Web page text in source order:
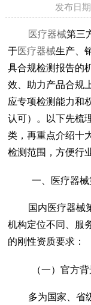
发布日
医疗器械第三
于医疗器械生产、
具合规检测报告的
效、助力产品合规
应专项检测能力和
认可）。以下先梳
类，再重点介绍十
检测范围，方便行
一、医疗器
国内医疗器械
机构定位不同、服
的刚性资质要求：
（一）官方
多为国家、省